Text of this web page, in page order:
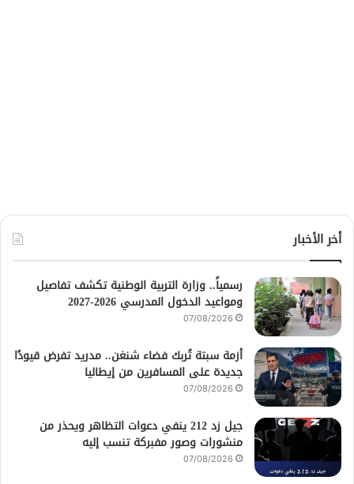
أخر الأخبار
رسمياً.. وزارة التربية الوطنية تكشف تفاصيل
ومواعيد الدخول المدرسي 2026-2027
07/08/2026
أزمة سبتة تُربك فضاء شنغن.. مدريد تفرض قيودًا
جديدة على المسافرين من إيطاليا
07/08/2026
جيل زد 212 ينفي دعوات التظاهر ويحذر من
منشورات وصور مفبركة تنسب إليه
07/08/2026